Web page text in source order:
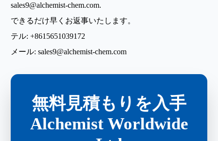
sales9@alchemist-chem.com.
できるだけ早くお返事いたします。
テル:+8615651039172
メール:sales9@alchemist-chem.com
無料見積もりを入手
Alchemist Worldwide